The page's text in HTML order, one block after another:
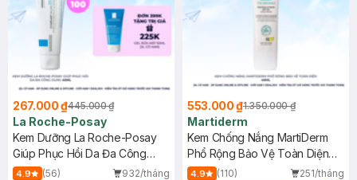
267.000 ₫445.000 ₫
La Roche-Posay
Kem Dưỡng La Roche-Posay
Giúp Phục Hồi Da Đa Công
Dụng 40ml
4.9 (56)
932/tháng
553.000 ₫1.350.000 ₫
Martiderm
Kem Chống Nắng MartiDerm
Phổ Rộng Bảo Vệ Toàn Diện
40ml
4.9 (110)
251/tháng